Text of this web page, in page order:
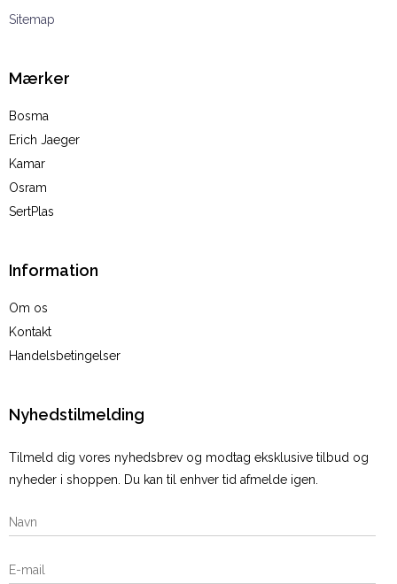
Sitemap
Mærker
Bosma
Erich Jaeger
Kamar
Osram
SertPlas
Information
Om os
Kontakt
Handelsbetingelser
Nyhedstilmelding
Tilmeld dig vores nyhedsbrev og modtag eksklusive tilbud og
nyheder i shoppen. Du kan til enhver tid afmelde igen.